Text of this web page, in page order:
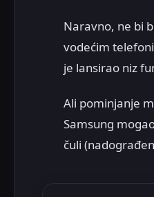
Naravno, ne bi
vodećim
je lansirao niz
Ali pominjanje
Samsung
čuli